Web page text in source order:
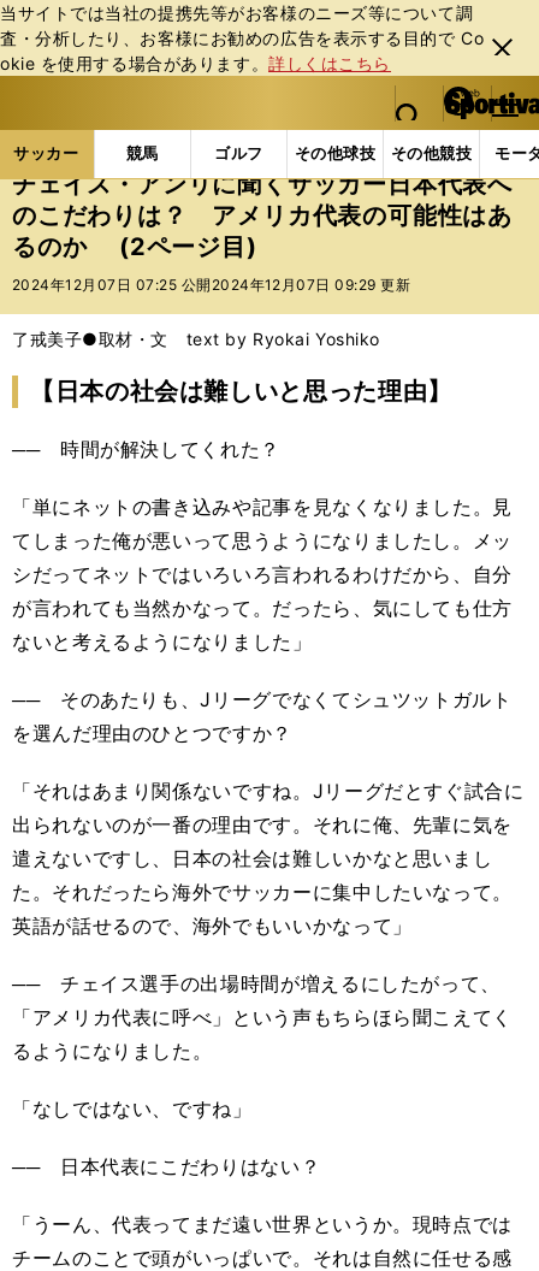
当サイトでは当社の提携先等がお客様のニーズ等について調
査・分析したり、お客様にお勧めの広告を表⽰する⽬的で Co
okie を使⽤する場合があります。詳しくはこちら
閉じ
る
web Sportiva (webスポルティーバ)
検索
マイペ
ー
ジ
メニュ
サッカー 競馬 ゴルフ その他球技 その他競技 モー
ス
ポ
ル
テ
ー
バ
サッカーの記事一覧 海外サッカー 海外サッカー
チェイス・アンリに聞くサッカー日本代表へ
のこだわりは？ アメリカ代表の可能性はあ
るのか (2ページ目)
2024年12月07日 07:25 公開 2024年12月07日 09:29 更新
了戒美子●取材・文 text by Ryokai Yoshiko
【日本の社会は難しいと思った理由】
── 時間が解決してくれた？
「単にネットの書き込みや記事を見なくなりました。見
てしまった俺が悪いって思うようになりましたし。メッ
シだってネットではいろいろ言われるわけだから、自分
が言われても当然かなって。だったら、気にしても仕方
ないと考えるようになりました」
── そのあたりも、Jリーグでなくてシュツットガルト
を選んだ理由のひとつですか？
「それはあまり関係ないですね。Jリーグだとすぐ試合に
出られないのが一番の理由です。それに俺、先輩に気を
遣えないですし、日本の社会は難しいかなと思いまし
た。それだったら海外でサッカーに集中したいなって。
英語が話せるので、海外でもいいかなって」
── チェイス選手の出場時間が増えるにしたがって、
「アメリカ代表に呼べ」という声もちらほら聞こえてく
るようになりました。
「なしではない、ですね」
── 日本代表にこだわりはない？
「うーん、代表ってまだ遠い世界というか。現時点では
チームのことで頭がいっぱいで。それは自然に任せる感